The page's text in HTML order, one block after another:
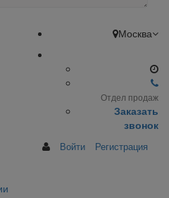
Москва
Отдел продаж
Заказать
звонок
Войти Регистрация